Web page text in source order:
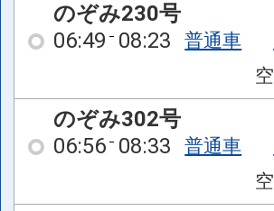
のぞみ230号
06:49 08:23 普通車
のぞみ302号
06:56 08:33 普通車